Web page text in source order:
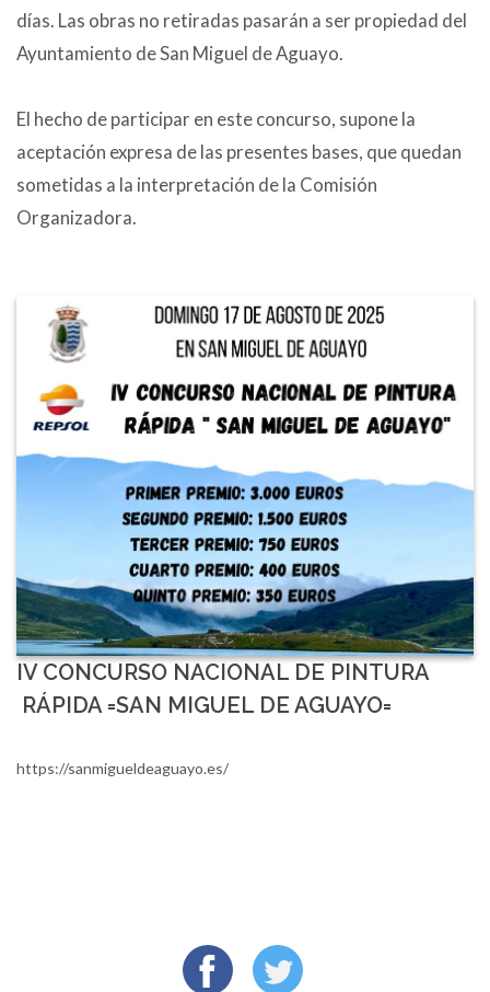
días. Las obras no retiradas pasarán a ser propiedad del
Ayuntamiento de San Miguel de Aguayo.
El hecho de participar en este concurso, supone la
aceptación expresa de las presentes bases, que quedan
sometidas a la interpretación de la Comisión
Organizadora.
IV CONCURSO NACIONAL DE PINTURA
RÁPIDA =SAN MIGUEL DE AGUAYO=
https://sanmigueldeaguayo.es/